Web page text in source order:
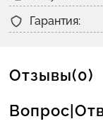
Гарантия:
Отзывы(0)